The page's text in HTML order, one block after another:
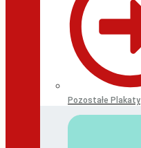
Pozostałe Plakaty